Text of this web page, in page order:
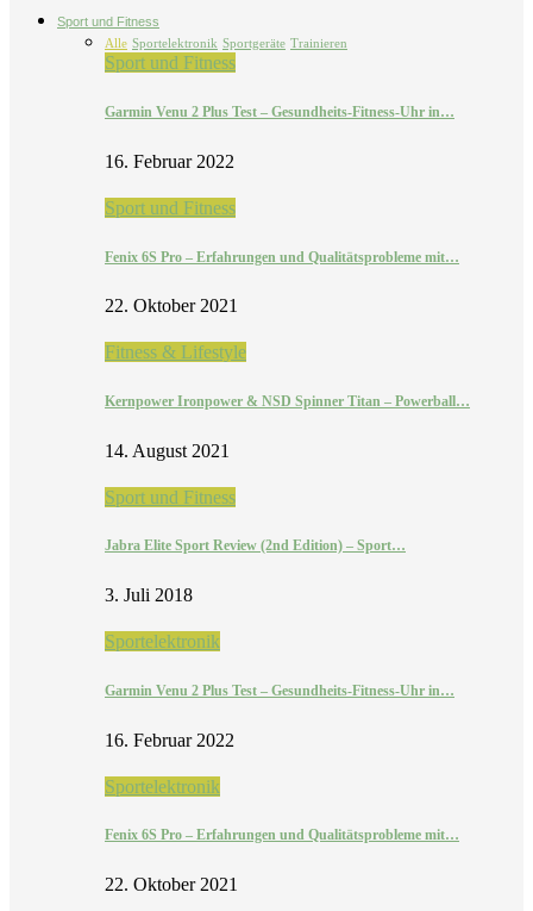
Sport und Fitness
Alle Sportelektronik Sportgeräte Trainieren
Sport und Fitness
Garmin Venu 2 Plus Test – Gesundheits-Fitness-Uhr in…
16. Februar 2022
Sport und Fitness
Fenix 6S Pro – Erfahrungen und Qualitätsprobleme mit…
22. Oktober 2021
Fitness & Lifestyle
Kernpower Ironpower & NSD Spinner Titan – Powerball…
14. August 2021
Sport und Fitness
Jabra Elite Sport Review (2nd Edition) – Sport…
3. Juli 2018
Sportelektronik
Garmin Venu 2 Plus Test – Gesundheits-Fitness-Uhr in…
16. Februar 2022
Sportelektronik
Fenix 6S Pro – Erfahrungen und Qualitätsprobleme mit…
22. Oktober 2021